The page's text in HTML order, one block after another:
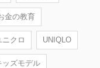
金の教育
ニクロ UNIQLO
ッズモデル